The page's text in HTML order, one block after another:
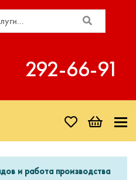
292‑66‑91
и работа производства